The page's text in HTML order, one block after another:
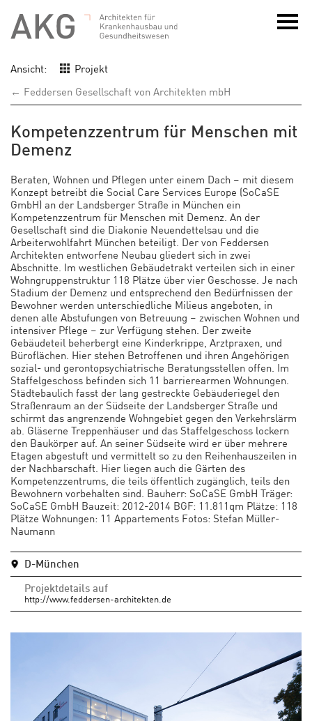
Ansicht:
Projekt
← Feddersen Gesellschaft von Architekten mbH
Kompetenzzentrum für Menschen mit
Demenz
Beraten, Wohnen und Pflegen unter einem Dach – mit diesem
Konzept betreibt die Social Care Services Europe (SoCaSE
GmbH) an der Landsberger Straße in München ein
Kompetenzzentrum für Menschen mit Demenz. An der
Gesellschaft sind die Diakonie Neuendettelsau und die
Arbeiterwohlfahrt München beteiligt. Der von Feddersen
Architekten entworfene Neubau gliedert sich in zwei
Abschnitte. Im westlichen Gebäudetrakt verteilen sich in einer
Wohngruppenstruktur 118 Plätze über vier Geschosse. Je nach
Stadium der Demenz und entsprechend den Bedürfnissen der
Bewohner werden unterschiedliche Milieus angeboten, in
denen alle Abstufungen von Betreuung – zwischen Wohnen und
intensiver Pflege – zur Verfügung stehen. Der zweite
Gebäudeteil beherbergt eine Kinderkrippe, Arztpraxen, und
Büroflächen. Hier stehen Betroffenen und ihren Angehörigen
sozial- und gerontopsychiatrische Beratungsstellen offen. Im
Staffelgeschoss befinden sich 11 barrierearmen Wohnungen.
Städtebaulich fasst der lang gestreckte Gebäuderiegel den
Straßenraum an der Südseite der Landsberger Straße und
schirmt das angrenzende Wohngebiet gegen den Verkehrslärm
ab. Gläserne Treppenhäuser und das Staffelgeschoss lockern
den Baukörper auf. An seiner Südseite wird er über mehrere
Etagen abgestuft und vermittelt so zu den Reihenhauszeilen in
der Nachbarschaft. Hier liegen auch die Gärten des
Kompetenzzentrums, die teils öffentlich zugänglich, teils den
Bewohnern vorbehalten sind. Bauherr: SoCaSE GmbH Träger:
SoCaSE GmbH Bauzeit: 2012-2014 BGF: 11.811qm Plätze: 118
Plätze Wohnungen: 11 Appartements Fotos: Stefan Müller-
Naumann
D-München
Projektdetails auf
http://www.feddersen-architekten.de